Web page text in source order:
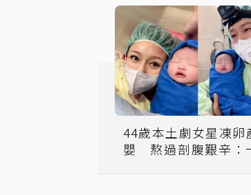
44歲本土劇女星凍卵
嬰 熬過剖腹艱辛：